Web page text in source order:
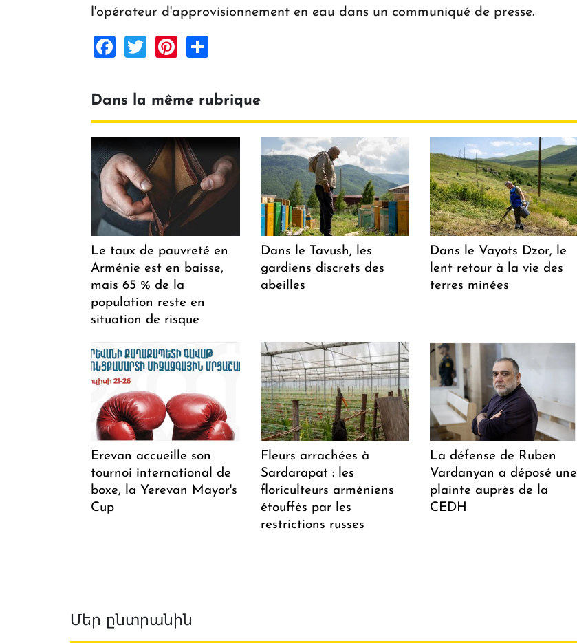
l'opérateur d'approvisionnement en eau dans un communiqué de presse.
Facebook
TwitterPinterest
Dans la même rubrique
Le taux de pauvreté en
Arménie est en baisse,
mais 65 % de la
population reste en
situation de risque
Dans le Tavush, les
gardiens discrets des
abeilles
Dans le Vayots Dzor, le
lent retour à la vie des
terres minées
Erevan accueille son
tournoi international de
boxe, la Yerevan Mayor's
Cup
Fleurs arrachées à
Sardarapat : les
floriculteurs arméniens
étouffés par les
restrictions russes
La défense de Ruben
Vardanyan a déposé une
plainte auprès de la
CEDH
Մեր ընտրանին